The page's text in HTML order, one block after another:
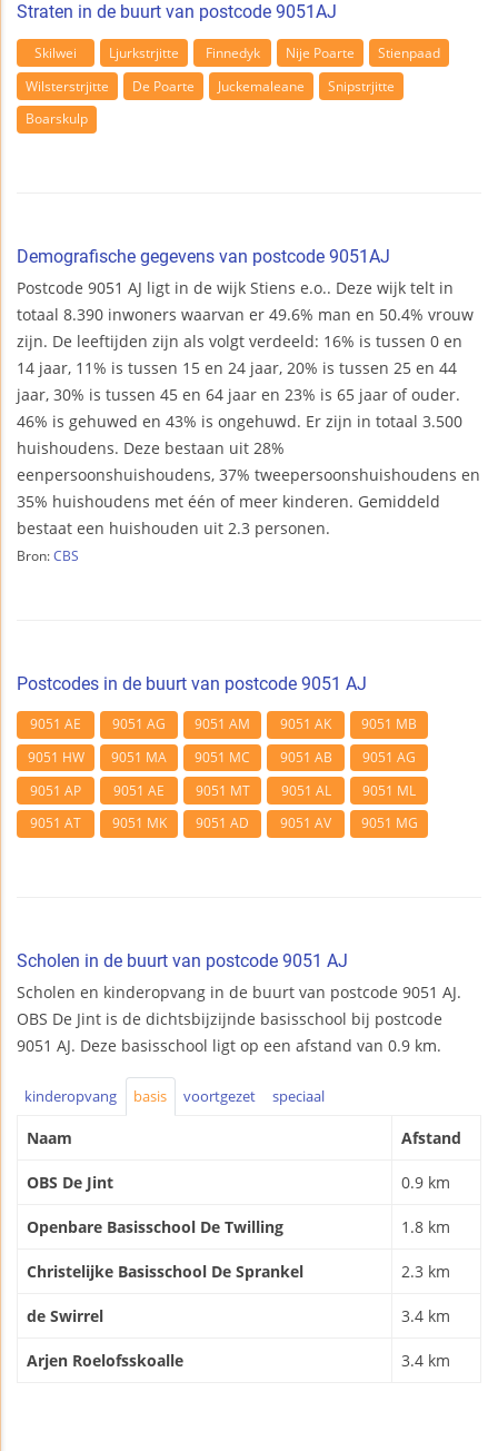
Straten in de buurt van postcode 9051AJ
Skilwei Ljurkstrjitte Finnedyk Nije Poarte
Stienpaad
Wilsterstrjitte
De Poarte Juckemaleane
Snipstrjitte
Boarskulp
Demografische gegevens van postcode 9051AJ
Postcode 9051 AJ ligt in de wijk Stiens e.o.. Deze wijk telt in
totaal 8.390 inwoners waarvan er 49.6% man en 50.4% vrouw
zijn. De leeftijden zijn als volgt verdeeld: 16% is tussen 0 en
14 jaar, 11% is tussen 15 en 24 jaar, 20% is tussen 25 en 44
jaar, 30% is tussen 45 en 64 jaar en 23% is 65 jaar of ouder.
46% is gehuwed en 43% is ongehuwd. Er zijn in totaal 3.500
huishoudens. Deze bestaan uit 28%
eenpersoonshuishoudens, 37% tweepersoonshuishoudens en
35% huishoudens met één of meer kinderen. Gemiddeld
bestaat een huishouden uit 2.3 personen.
Bron: CBS
Postcodes in de buurt van postcode 9051 AJ
9051 AE 9051 AG 9051 AM 9051 AK
9051 MB
9051 HW
9051 MA 9051 MC 9051 AB
9051 AG
9051 AP
9051 AE 9051 MT 9051 AL
9051 ML
9051 AT
9051 MK 9051 AD 9051 AV 9051 MG
Scholen in de buurt van postcode 9051 AJ
Scholen en kinderopvang in de buurt van postcode 9051 AJ.
OBS De Jint is de dichtsbijzijnde basisschool bij postcode
9051 AJ. Deze basisschool ligt op een afstand van 0.9 km.
kinderopvang basis voortgezet speciaal
Naam Afstand
OBS De Jint 0.9 km
Openbare Basisschool De Twilling 1.8 km
Christelijke Basisschool De Sprankel 2.3 km
de Swirrel 3.4 km
Arjen Roelofsskoalle 3.4 km